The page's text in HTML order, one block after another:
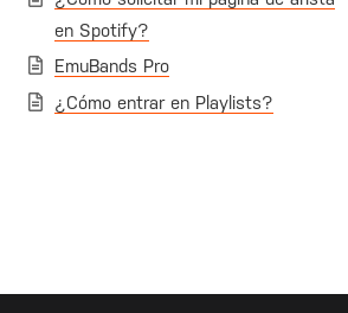
en Spotify?
EmuBands Pro
¿Cómo entrar en Playlists?